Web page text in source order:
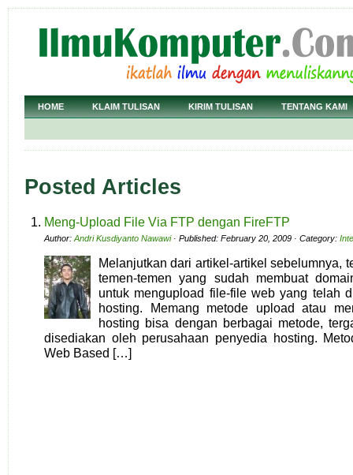
HOME KLAIM TULISAN KIRIM TULISAN TENTANG KAMI
Posted Articles
Meng-Upload File Via FTP dengan FireFTP
Author: Andri Kusdiyanto Nawawi· Published: February 20, 2009 · Category:
Melanjutkan dari artikel-artikel sebelumnya,
temen-temen yang sudah membuat
untuk mengupload file-file web yang telah
hosting. Memang metode upload atau
hosting bisa dengan berbagai metode,
disediakan oleh perusahaan penyedia hosting.
Web Based […]